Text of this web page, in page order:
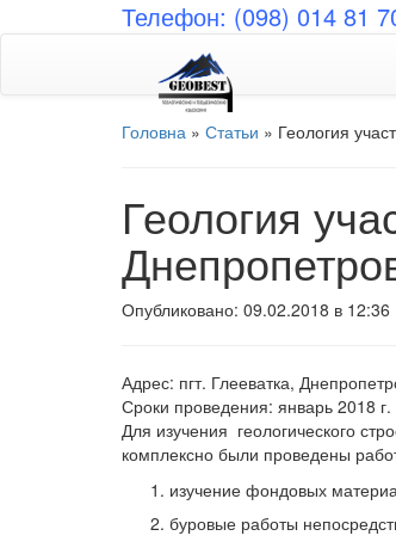
Телефон: (098) 014 81
Головна » Статьи » Геология
Геология
Опубликовано: 09.02.2018 в 12:36
Адрес: пгт. Глееватка,
Сроки проведения: январь 2018 г.
Для изучения геологического
комплексно были проведены
изучение фондовых
буровые работы